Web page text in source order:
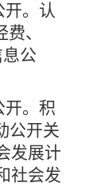
。认
、
公
。积
公开关
发展计
社会发